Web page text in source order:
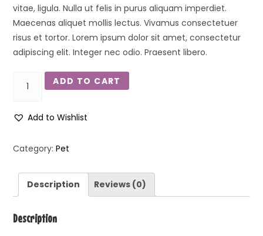
vitae, ligula. Nulla ut felis in purus aliquam imperdiet.
Maecenas aliquet mollis lectus. Vivamus consectetuer
risus et tortor. Lorem ipsum dolor sit amet, consectetur
adipiscing elit. Integer nec odio. Praesent libero.
ADD TO CART
Add to Wishlist
Category:Pet
Description Reviews (0)
Description